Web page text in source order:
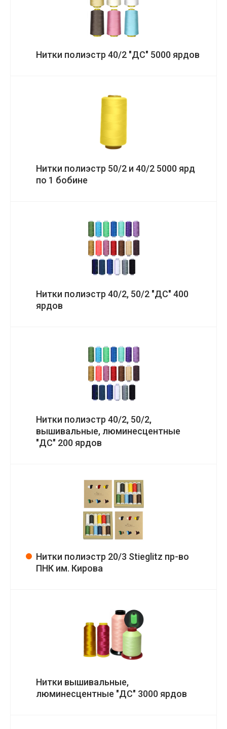
Нитки полиэстр 40/2 "ДС" 5000 ярдов
Нитки полиэстр 50/2 и 40/2 5000 ярд
по 1 бобине
Нитки полиэстр 40/2, 50/2 "ДС" 400
ярдов
Нитки полиэстр 40/2, 50/2,
вышивальные, люминесцентные
"ДС" 200 ярдов
Нитки полиэстр 20/3 Stieglitz пр-во
ПНК им. Кирова
Нитки вышивальные,
люминесцентные "ДС" 3000 ярдов